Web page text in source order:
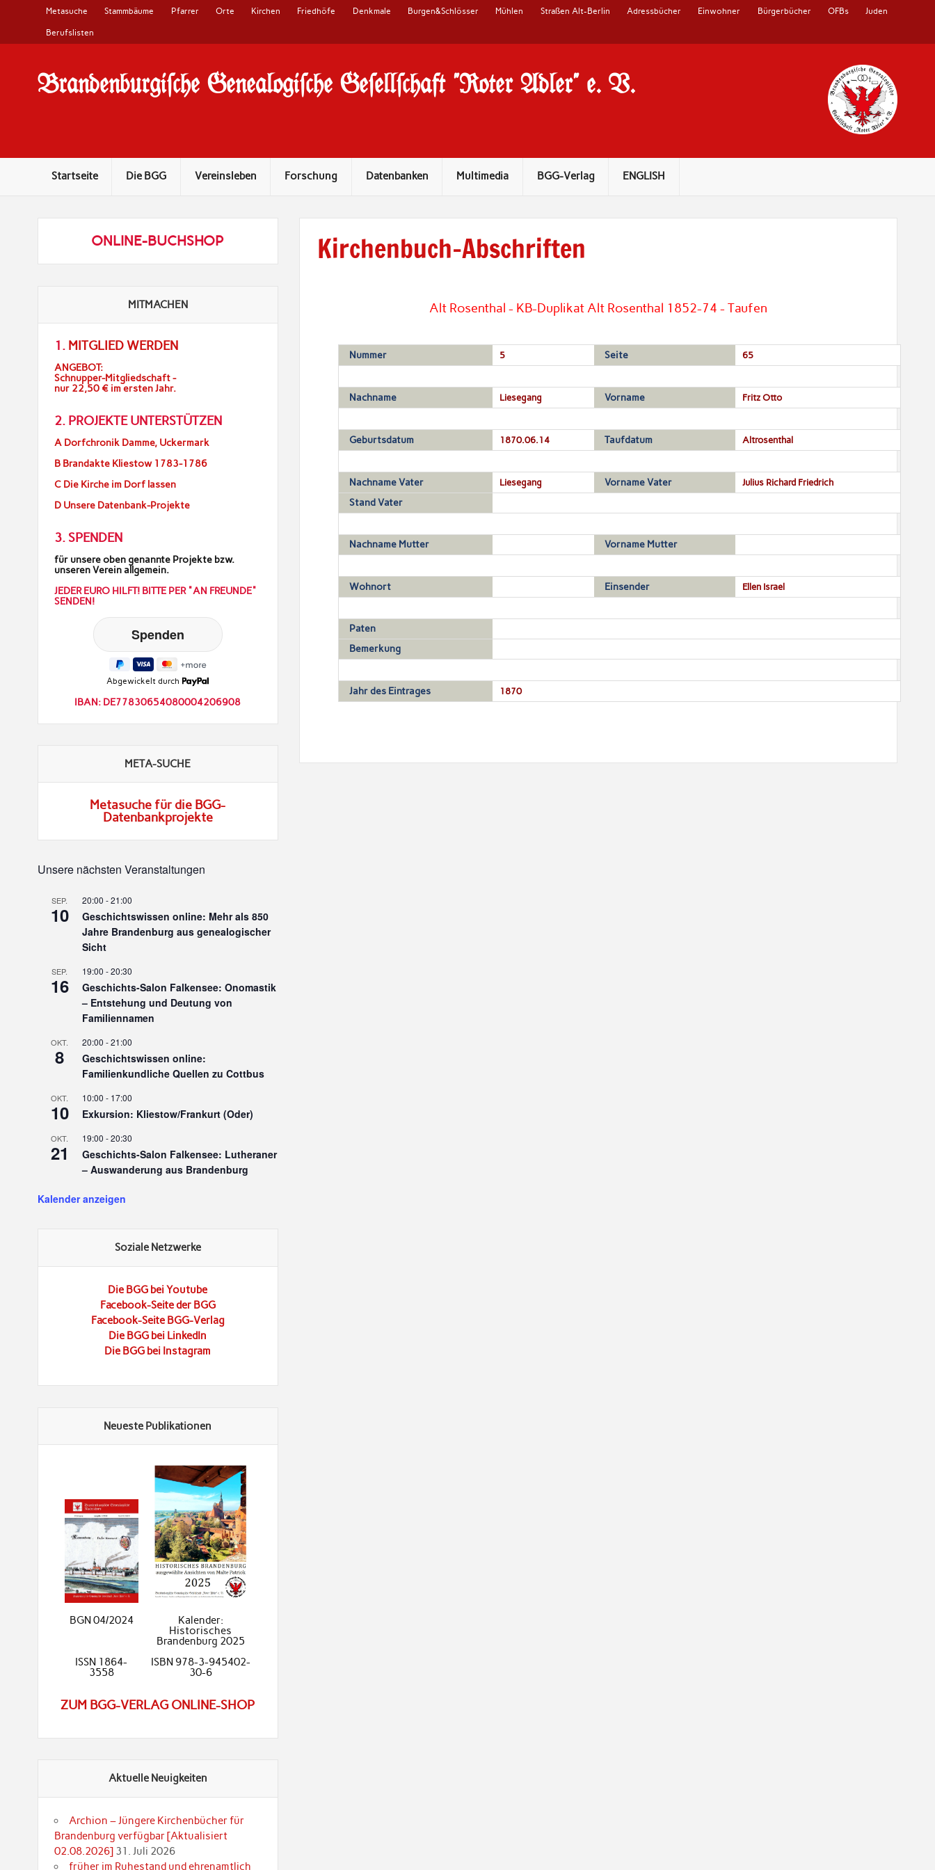
Metasuche Stammbäume Pfarrer Orte Kirchen Friedhöfe Denkmale Burgen&Schlösser Mühlen Straßen Alt-Berlin Adressbücher Einwohner Bürgerbücher OFBs Juden
Berufslisten
Brandenburgi#che Genealogi#che Ge#ell#chaft "Roter Adler" e. V.
Startseite Die BGG Vereinsleben Forschung Datenbanken Multimedia BGG-Verlag ENGLISH
Kirchenbuch-Abschriften
Alt Rosenthal - KB-Duplikat Alt Rosenthal 1852-74 - Taufen
Nummer 5 Seite 65
Nachname Liesegang Vorname Fritz Otto
Geburtsdatum 1870.06.14 Taufdatum Altrosenthal
Nachname Vater Liesegang Vorname Vater Julius Richard Friedrich
Stand Vater
Nachname Mutter Vorname Mutter
Wohnort Einsender Ellen Israel
Paten
Bemerkung
Jahr des Eintrages 1870
ONLINE-BUCHSHOP
MITMACHEN
1. MITGLIED WERDEN
ANGEBOT:
Schnupper-Mitgliedschaft -
nur 22,50 € im ersten Jahr.
2. PROJEKTE UNTERSTÜTZEN
A Dorfchronik Damme, Uckermark
B Brandakte Kliestow 1783-1786
C Die Kirche im Dorf lassen
D Unsere Datenbank-Projekte
3. SPENDEN
für unsere oben genannte Projekte bzw.
unseren Verein allgemein.
JEDER EURO HILFT! BITTE PER "AN FREUNDE"
SENDEN!
Abgewickelt durch
IBAN: DE77830654080004206908
META-SUCHE
Metasuche für die BGG-
Datenbankprojekte
Unsere nächsten Veranstaltungen
SEP.
10
20:00 -21:00
Geschichtswissen online: Mehr als 850
Jahre Brandenburg aus genealogischer
Sicht
SEP.
16
19:00 -20:30
Geschichts-Salon Falkensee: Onomastik
– Entstehung und Deutung von
Familiennamen
OKT.
8
20:00 -21:00
Geschichtswissen online:
Familienkundliche Quellen zu Cottbus
OKT.
10
10:00 - 17:00
Exkursion: Kliestow/Frankurt (Oder)
OKT.
21
19:00 -20:30
Geschichts-Salon Falkensee: Lutheraner
– Auswanderung aus Brandenburg
Kalender anzeigen
Soziale Netzwerke
Die BGG bei Youtube
Facebook-Seite der BGG
Facebook-Seite BGG-Verlag
Die BGG bei LinkedIn
Die BGG bei Instagram
Neueste Publikationen
BGN 04/2024
Kalender:
Historisches
Brandenburg 2025
ISSN 1864-
3558
ISBN 978-3-945402-
30-6
ZUM BGG-VERLAG ONLINE-SHOP
Aktuelle Neuigkeiten
Archion – Jüngere Kirchenbücher für
Brandenburg verfügbar [Aktualisiert
02.08.2026] 31. Juli 2026
früher im Ruhestand und ehrenamtlich